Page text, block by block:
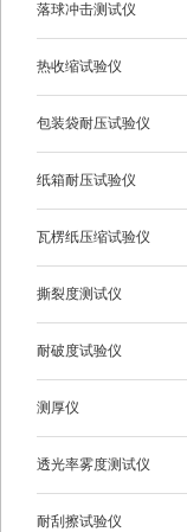
落球冲击测试仪
热收缩试验仪
包装袋耐压试验仪
纸箱耐压试验仪
瓦楞纸压缩试验仪
撕裂度测试仪
耐破度试验仪
测厚仪
透光率雾度测试仪
耐刮擦试验仪